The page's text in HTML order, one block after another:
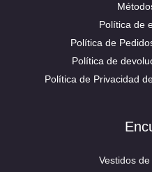
Política de
Política de
Política de
Política de Privacidad
Vestidos